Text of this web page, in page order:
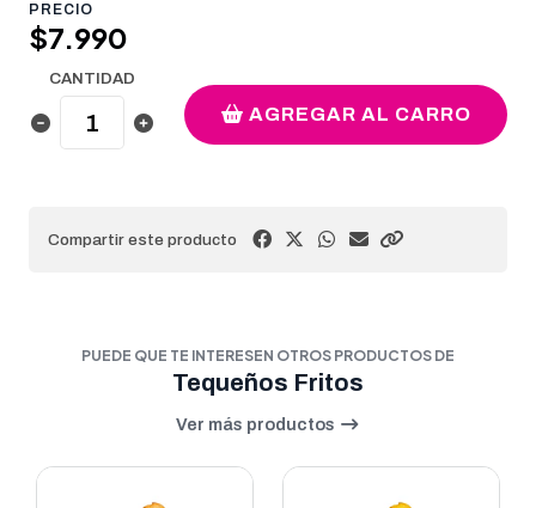
PRECIO
$7.990
CANTIDAD
AGREGAR AL CARRO
Compartir este producto
PUEDE QUE TE INTERESEN OTROS PRODUCTOS DE
Tequeños Fritos
Ver más productos